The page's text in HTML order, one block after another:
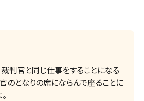
判官と同じ仕事をすることになる
のとなりの席にならんで座ることに